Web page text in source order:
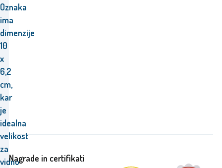
Oznaka
ima
dimenzije
10
x
6,2
cm,
kar
je
idealna
velikost
za
vidnoNagrade in certifikati